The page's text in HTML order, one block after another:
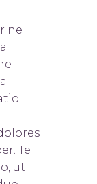
ne
Te
ut